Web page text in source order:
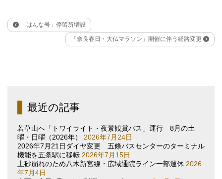
「はんな号」停留所増設
「奈良春日・大仏マラソン」開催に伴う経路変更
最近の記事
若草山へ「トワイライト・夜景観賞バス」運行 8月の土
曜・日曜（2026年）
2026年7月24日
2026年7月21日ダイヤ変更 五條バスセンターのターミナル
機能を五条駅に移転 2026年7月15日
土砂崩れのため八木新宮線・広域通院ライン一部運休 2026
年7月4日